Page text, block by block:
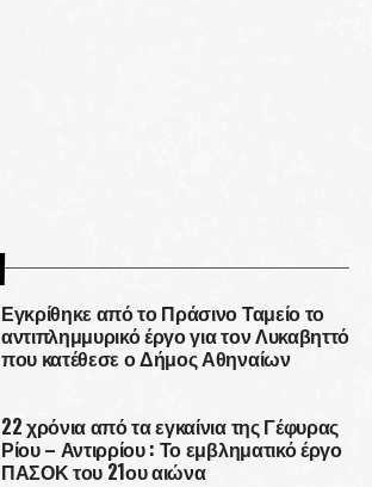
Εγκρίθηκε από το Πράσινο Ταμείο το
αντιπλημμυρικό έργο για τον Λυκαβηττό
που κατέθεσε ο Δήμος Αθηναίων
22 χρόνια από τα εγκαίνια της Γέφυρας
Ρίου – Αντιρρίου : Το εμβληματικό έργο
ΠΑΣΟΚ του 21ου αιώνα